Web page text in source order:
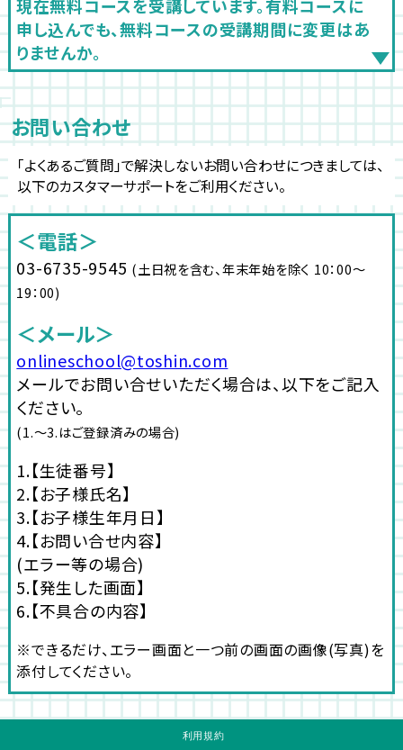
現在無料コースを受講しています。有料コースに
申し込んでも、無料コースの受講期間に変更はあ
りませんか。
お問い合わせ
｢よくあるご質問｣で解決しないお問い合わせにつきましては、
以下のカスタマーサポートをご利用ください。
＜電話＞
03-6735-9545 (土日祝を含む、年末年始を除く 10：00～
19：00)
＜メール＞
onlineschool@toshin.com
メールでお問い合せいただく場合は、以下をご記入
ください。
(1.～3.はご登録済みの場合)
1.【生徒番号】
2.【お子様氏名】
3.【お子様生年月日】
4.【お問い合せ内容】
(エラー等の場合)
5.【発生した画面】
6.【不具合の内容】
※できるだけ、エラー画面と一つ前の画面の画像(写真)を
添付してください。
利用規約